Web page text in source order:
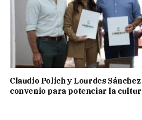
Claudio Polich y Lourdes
convenio para potenciar la